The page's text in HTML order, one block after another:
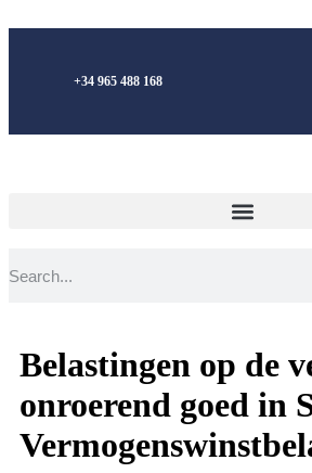
+34 965 488 168
Belastingen op de
onroerend goed in